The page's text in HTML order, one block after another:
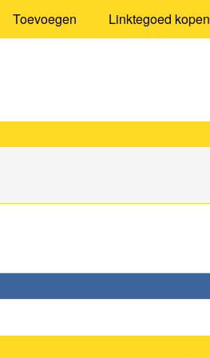
Toevoegen Linktegoed kopen